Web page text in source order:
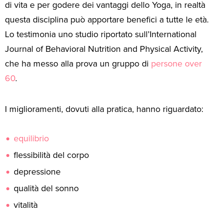
di vita e per godere dei vantaggi dello Yoga, in realtà
questa disciplina può apportare benefici a tutte le età.
Lo testimonia uno studio riportato sull’International
Journal of Behavioral Nutrition and Physical Activity,
che ha messo alla prova un gruppo di persone over
60.
I miglioramenti, dovuti alla pratica, hanno riguardato:
equilibrio
flessibilità del corpo
depressione
qualità del sonno
vitalità